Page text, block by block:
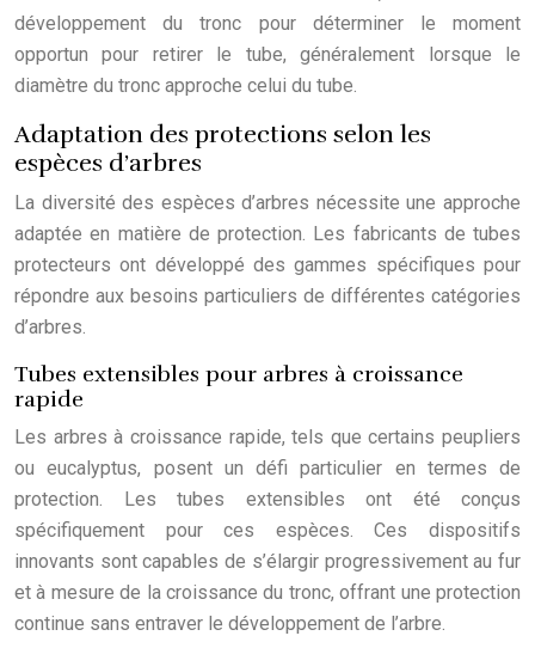
développement du tronc pour déterminer le moment
opportun pour retirer le tube, généralement lorsque le
diamètre du tronc approche celui du tube.
Adaptation des protections selon les
espèces d’arbres
La diversité des espèces d’arbres nécessite une approche
adaptée en matière de protection. Les fabricants de tubes
protecteurs ont développé des gammes spécifiques pour
répondre aux besoins particuliers de différentes catégories
d’arbres.
Tubes extensibles pour arbres à croissance
rapide
Les arbres à croissance rapide, tels que certains peupliers
ou eucalyptus, posent un défi particulier en termes de
protection. Les tubes extensibles ont été conçus
spécifiquement pour ces espèces. Ces dispositifs
innovants sont capables de s’élargir progressivement au fur
et à mesure de la croissance du tronc, offrant une protection
continue sans entraver le développement de l’arbre.